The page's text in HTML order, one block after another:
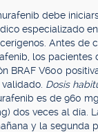
debe
especializado
Antes de
los pacientes
BRAF V600
Dosis
es de 960
dos veces al día.
y la segunda